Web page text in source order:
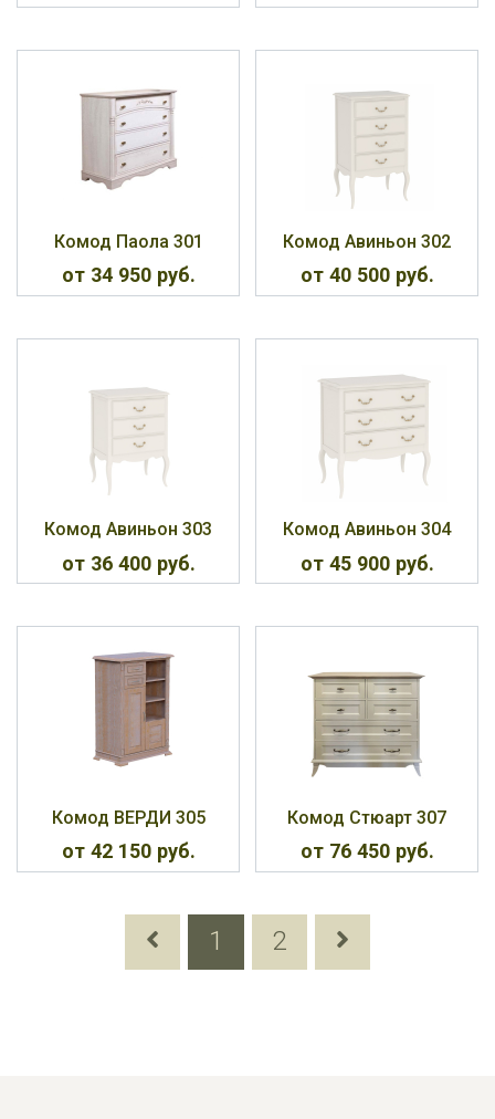
Комод Паола 301
от 34 950 руб.
Комод Авиньон 302
от 40 500 руб.
Комод Авиньон 303
от 36 400 руб.
Комод Авиньон 304
от 45 900 руб.
Комод ВЕРДИ 305
от 42 150 руб.
Комод Стюарт 307
от 76 450 руб.
1 2